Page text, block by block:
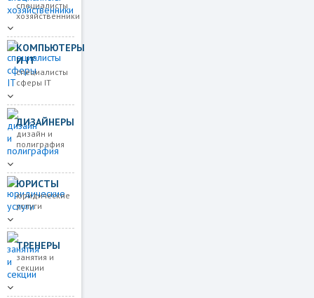
специалисты
хозяйственники
КОМПЬЮТЕРЫ
И IT
специалисты
сферы IT
ДИЗАЙНЕРЫ
дизайн и
полиграфия
ЮРИСТЫ
юридические
услуги
ТРЕНЕРЫ
занятия и
секции